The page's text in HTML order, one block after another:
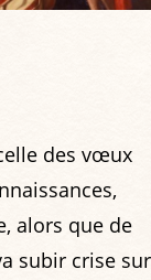
des vœux
alors que de
subir crise sur